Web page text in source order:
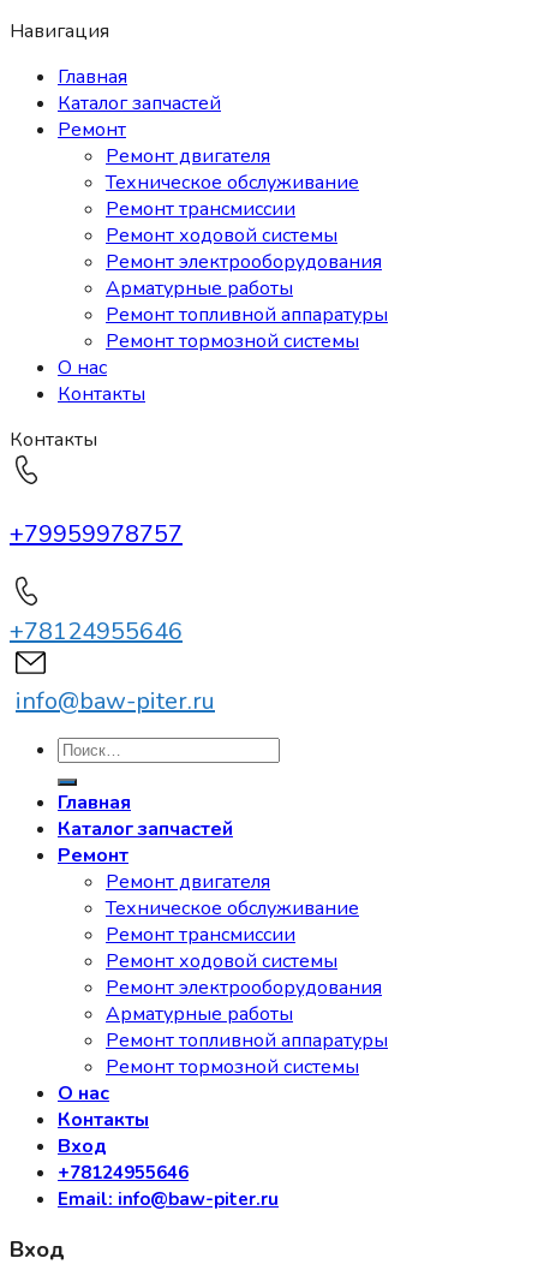
Навигация
Главная
Каталог запчастей
Ремонт
Ремонт двигателя
Техническое обслуживание
Ремонт трансмиссии
Ремонт ходовой системы
Ремонт электрооборудования
Арматурные работы
Ремонт топливной аппаратуры
Ремонт тормозной системы
О нас
Контакты
Контакты
+79959978757
+78124955646
info@baw-piter.ru
Искать:
Главная
Каталог запчастей
Ремонт
Ремонт двигателя
Техническое обслуживание
Ремонт трансмиссии
Ремонт ходовой системы
Ремонт электрооборудования
Арматурные работы
Ремонт топливной аппаратуры
Ремонт тормозной системы
О нас
Контакты
Вход
+78124955646
Email: info@baw-piter.ru
Вход